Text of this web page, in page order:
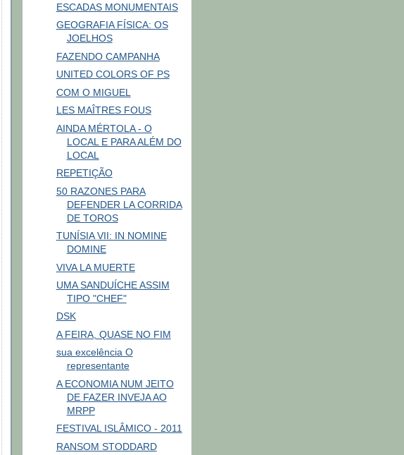
ESCADAS MONUMENTAIS
GEOGRAFIA FÍSICA: OS
JOELHOS
FAZENDO CAMPANHA
UNITED COLORS OF PS
COM O MIGUEL
LES MAÎTRES FOUS
AINDA MÉRTOLA - O
LOCAL E PARA ALÉM DO
LOCAL
REPETIÇÃO
50 RAZONES PARA
DEFENDER LA CORRIDA
DE TOROS
TUNÍSIA VII: IN NOMINE
DOMINE
VIVA LA MUERTE
UMA SANDUÍCHE ASSIM
TIPO "CHEF"
DSK
A FEIRA, QUASE NO FIM
sua excelência O
representante
A ECONOMIA NUM JEITO
DE FAZER INVEJA AO
MRPP
FESTIVAL ISLÂMICO - 2011
RANSOM STODDARD